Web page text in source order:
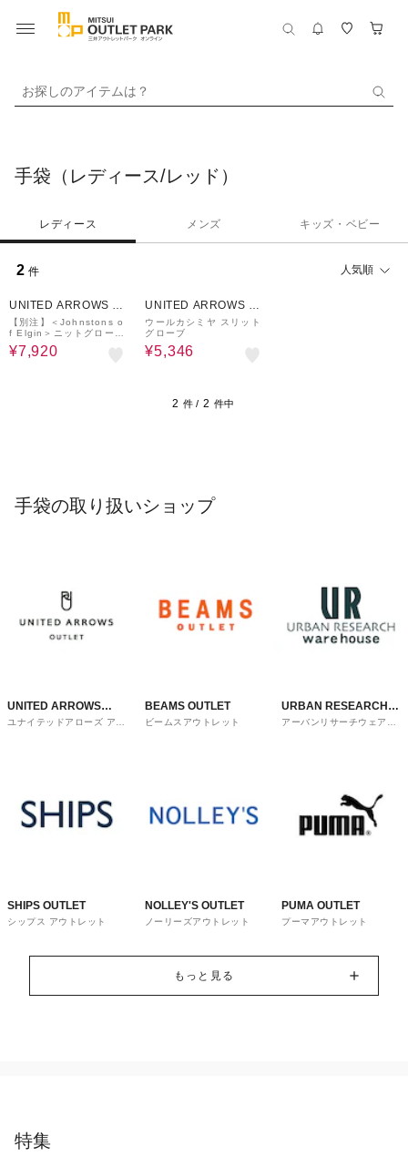
お探しのアイテムは？
手袋（レディース/レッド）
レディース メンズ キッズ・ベビー
2 件 人気順
UNITED ARROWS O
UTLET
【別注】＜Johnstons o
f Elgin＞ニットグローブ
/ 手袋
¥7,920
UNITED ARROWS O
UTLET
ウールカシミヤ スリット
グローブ
¥5,346
2 件 / 2 件中
手袋の取り扱いショップ
UNITED ARROWS
OUTLET
ユナイテッドアローズ アウ
BEAMS OUTLET
ビームスアウトレット
URBAN RESEARCH
ware house
アーバンリサーチウェアハ
SHIPS OUTLET
シップス アウトレット
NOLLEY'S OUTLET
ノーリーズアウトレット
PUMA OUTLET
プーマアウトレット
もっと見る
特集